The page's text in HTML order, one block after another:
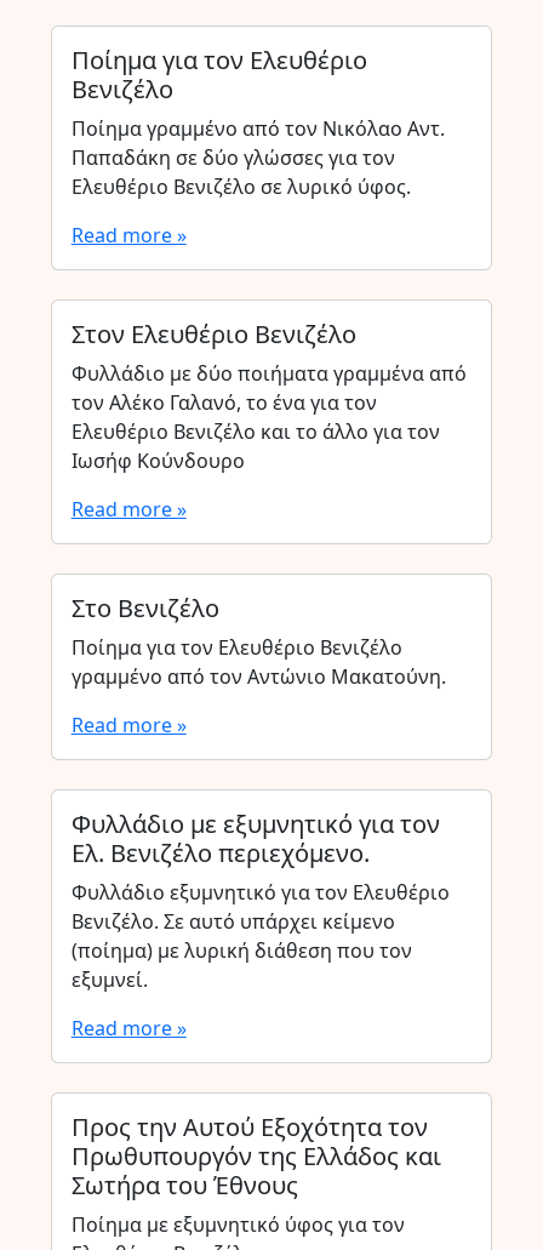
Ποίημα για τον Ελευθέριο
Βενιζέλο
Ποίημα γραμμένο από τον Νικόλαο Αντ.
Παπαδάκη σε δύο γλώσσες για τον
Ελευθέριο Βενιζέλο σε λυρικό ύφος.
Read more »
Στον Ελευθέριο Βενιζέλο
Φυλλάδιο με δύο ποιήματα γραμμένα από
τον Αλέκο Γαλανό, το ένα για τον
Ελευθέριο Βενιζέλο και το άλλο για τον
Ιωσήφ Κούνδουρο
Read more »
Στο Βενιζέλο
Ποίημα για τον Ελευθέριο Βενιζέλο
γραμμένο από τον Αντώνιο Μακατούνη.
Read more »
Φυλλάδιο με εξυμνητικό για τον
Ελ. Βενιζέλο περιεχόμενο.
Φυλλάδιο εξυμνητικό για τον Ελευθέριο
Βενιζέλο. Σε αυτό υπάρχει κείμενο
(ποίημα) με λυρική διάθεση που τον
εξυμνεί.
Read more »
Προς την Αυτού Εξοχότητα τον
Πρωθυπουργόν της Ελλάδος και
Σωτήρα του Έθνους
Ποίημα με εξυμνητικό ύφος για τον